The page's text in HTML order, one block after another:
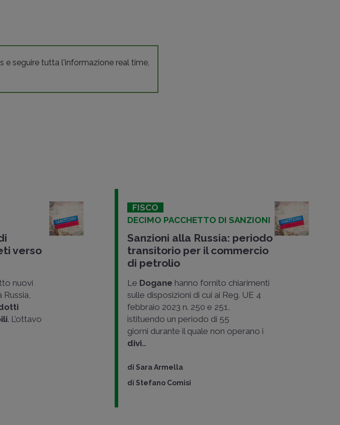
e seguire tutta l'informazione real time,
verso
nuovi
. L’ottavo
FISCO
DECIMO PACCHETTO DI SANZIONI
Sanzioni alla Russia: periodo
transitorio per il commercio
di petrolio
Le Dogane hanno fornito chiarimenti
sulle disposizioni di cui ai Reg. UE 4
febbraio 2023 n. 250 e 251,
istituendo un periodo di 55
giorni durante il quale non operano i
divi..
di Sara Armella
di Stefano Comisi